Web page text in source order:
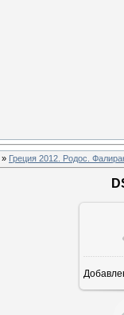
» Греция 2012. Родос.